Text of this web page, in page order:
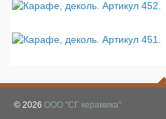
© 2026 ООО "СГ керамика"